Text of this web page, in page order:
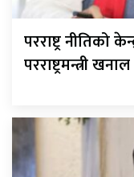
परराष्ट्र नीतिको
परराष्ट्रमन्त्री खनाल